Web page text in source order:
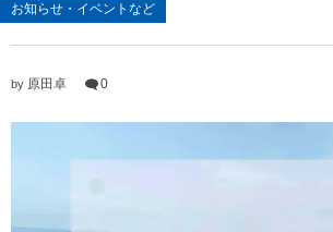
お知らせ・イベントなど
by 原田卓 0